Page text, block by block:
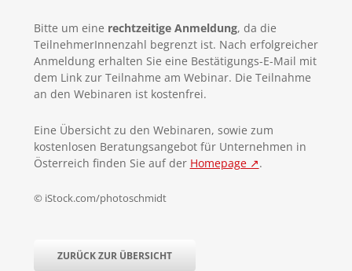
Bitte um eine rechtzeitige Anmeldung, da die
TeilnehmerInnenzahl begrenzt ist. Nach erfolgreicher
Anmeldung erhalten Sie eine Bestätigungs-E-Mail mit
dem Link zur Teilnahme am Webinar. Die Teilnahme
an den Webinaren ist kostenfrei.
Eine Übersicht zu den Webinaren, sowie zum
kostenlosen Beratungsangebot für Unternehmen in
Österreich finden Sie auf der Homepage ↗.
© iStock.com/photoschmidt
ZURÜCK ZUR ÜBERSICHT